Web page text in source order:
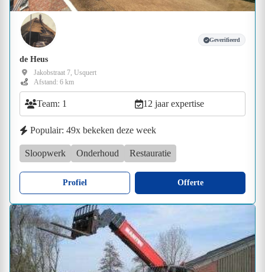
Geverifieerd
de Heus
Jakobstraat 7, Usquert
Afstand: 6 km
Team: 1 12 jaar expertise
Populair: 49x bekeken deze week
Sloopwerk Onderhoud Restauratie
Profiel Offerte